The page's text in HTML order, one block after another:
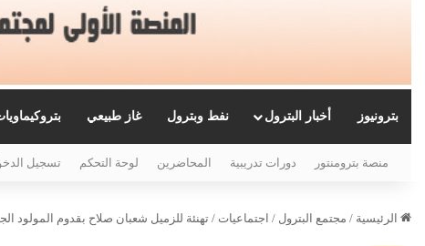
بترونيوز أخبار البترول نفط وبترول غاز طبيعي
منصة بترومنتور دورات تدريبية المحاضرين لوحة التحكم تسجيل
الرئيسية / مجتمع البترول / اجتماعيات / تهنئة للزميل شعبان صلاح بقدوم المولود